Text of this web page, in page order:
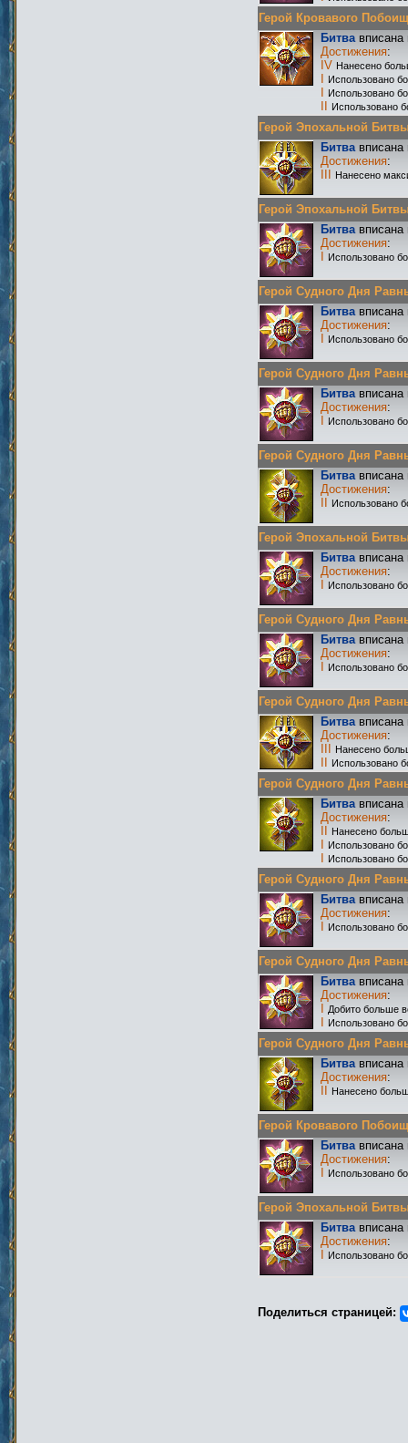
Герой Кровавого
Битвавписана
Достижения:
IV Нанесено
Использовано
Использовано
Использовано
Герой Эпохальной
Битвавписана
Достижения:
Нанесено
Герой Эпохальной
Битвавписана
Достижения:
Использовано
Герой Судного Дня
Битвавписана
Достижения:
Использовано
Герой Судного Дня
Битвавписана
Достижения:
Использовано
Герой Судного Дня
Битвавписана
Достижения:
Использовано
Герой Эпохальной
Битвавписана
Достижения:
Использовано
Герой Судного Дня
Битвавписана
Достижения:
Использовано
Герой Судного Дня
Битвавписана
Достижения:
Нанесено
Использовано
Герой Судного Дня
Битвавписана
Достижения:
Нанесено
Использовано
Использовано
Герой Судного Дня
Битвавписана
Достижения:
Использовано
Герой Судного Дня
Битвавписана
Достижения:
Добито больше
Использовано
Герой Судного Дня
Битвавписана
Достижения:
Нанесено
Герой Кровавого
Битвавписана
Достижения:
Использовано
Герой Эпохальной
Битвавписана
Достижения:
Использовано
Поделиться страницей: